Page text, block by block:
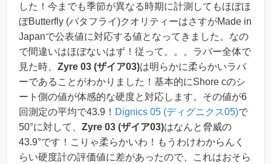
した！今までも季節が異なる時期に計測してもほぼほ
ぼButterfly (バタフライ)クオリティーはさすがMade in
Japanで公表値に対応する値となってきました。なの
で間違いはほぼないはず！従って。。。ラバー全体で
見た時、 Zyre 03 (ザイア03)は明らかに柔らかいラバ
ーであることがわかりました！基本的にShore cのシ
ート側の値が体感的な硬度と対応します。その値が6
回測定の平均で43.9！ Dignics 05 (ディグニクス05)で
50°に対して、 Zyre 03 (ザイア03)はなんと脅威の
43.9°です！こりゃ柔らかいわ！もうわけわからんく
らい硬度計の評価値に差があったので、これはおそら